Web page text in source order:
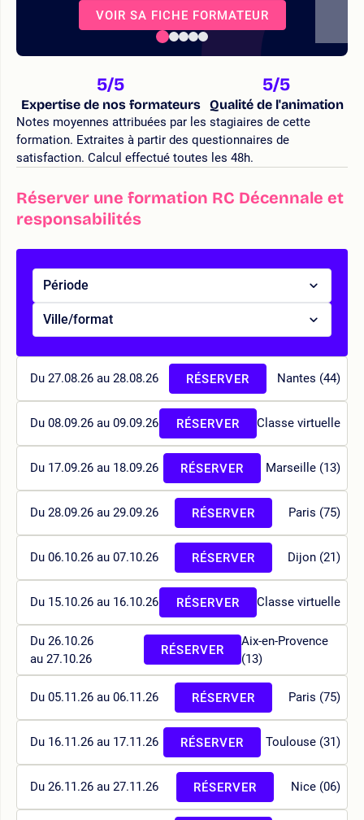
VOIR SA FICHE FORMATEUR
5/5
Expertise de nos formateurs
5/5
Qualité de l'animation
Notes moyennes attribuées par les stagiaires de cette
formation. Extraites à partir des questionnaires de
satisfaction. Calcul effectué toutes les 48h.
Réserver une formation RC Décennale et
responsabilités
Période
Ville/format
Du 27.08.26 au 28.08.26 Nantes (44)
RÉSERVER
Du 08.09.26 au 09.09.26 Classe virtuelle
RÉSERVER
Du 17.09.26 au 18.09.26 Marseille (13)
RÉSERVER
Du 28.09.26 au 29.09.26 Paris (75)
RÉSERVER
Du 06.10.26 au 07.10.26 Dijon (21)
RÉSERVER
Du 15.10.26 au 16.10.26 Classe virtuelle
RÉSERVER
Du 26.10.26
au 27.10.26
Aix-en-Provence
(13)
RÉSERVER
Du 05.11.26 au 06.11.26 Paris (75)
RÉSERVER
Du 16.11.26 au 17.11.26 Toulouse (31)
RÉSERVER
Du 26.11.26 au 27.11.26 Nice (06)
RÉSERVER